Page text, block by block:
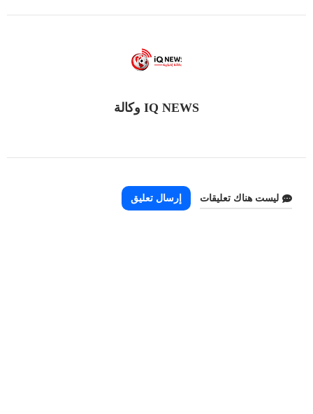
IQ NEWS وكالة
ليست هناك تعليقات إرسال تعليق